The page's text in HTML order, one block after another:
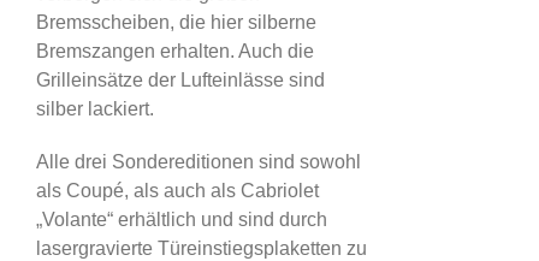
Bremsscheiben, die hier silberne
Bremszangen erhalten. Auch die
Grilleinsätze der Lufteinlässe sind
silber lackiert.
Alle drei Sondereditionen sind sowohl
als Coupé, als auch als Cabriolet
„Volante“ erhältlich und sind durch
lasergravierte Türeinstiegsplaketten zu